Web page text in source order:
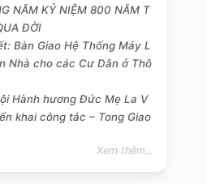
NĂM KỶ NIỆM 800 NĂM T
ĐỜI
Bàn Giao Hệ Thống Máy L
Nhà cho các Cư Dân ở Thô
Hành hương Đức Mẹ La V
khai công tác – Tong Giao
Xem thêm...